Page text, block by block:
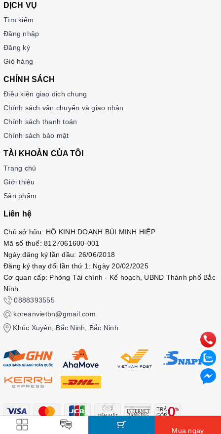
Mua ngay
DỊCH VỤ
Tìm kiếm
Đăng nhập
Đăng ký
Giỏ hàng
CHÍNH SÁCH
Điều kiện giao dịch chung
Chính sách vận chuyển và giao nhận
Chính sách thanh toán
Chính sách bảo mật
TÀI KHOẢN CỦA TÔI
Trang chủ
Giới thiệu
Sản phẩm
Liên hệ
Chủ sở hữu: HỘ KINH DOANH BÙI MINH HIỆP
Mã số thuế: 8127061600-001
Ngày đăng ký lần đầu: 26/06/2018
Đăng ký thay đổi lần thứ 1: Ngày 20/02/2025
Cơ quan cấp: Phòng Tài chính - Kế hoạch, UBND Thành phố Bắc
Ninh
0888393555
koreanvietbn@gmail.com
Khúc Xuyên, Bắc Ninh, Bắc Ninh